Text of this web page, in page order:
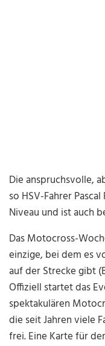
Die anspruchsvolle,
so HSV-Fahrer
Niveau und ist auch
Das Motocross-
einzige, bei dem es
auf der Strecke gibt
Offiziell startet das
spektakulären
die seit Jahren viele
frei. Eine Karte für